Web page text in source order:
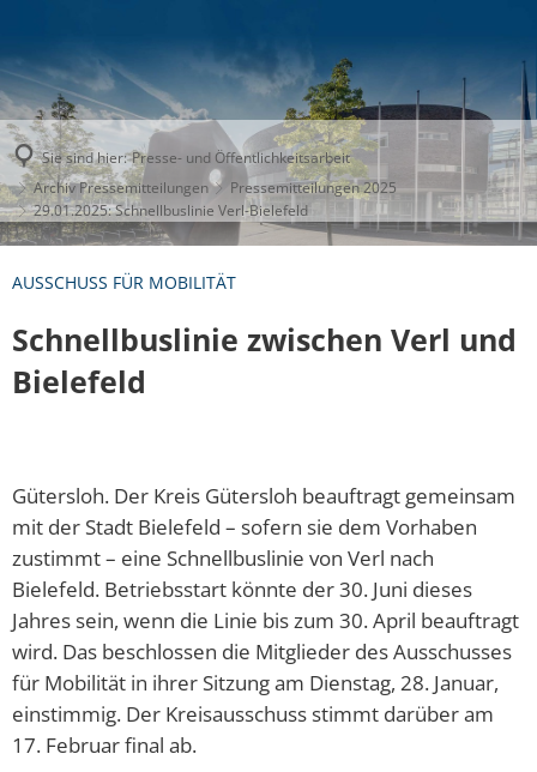
Sie sind hier: Presse- und Öffentlichkeitsarbeit
Archiv Pressemitteilungen
Pressemitteilungen 2025
29.01.2025: Schnellbuslinie Verl-Bielefeld
AUSSCHUSS FÜR MOBILITÄT
Schnellbuslinie zwischen Verl und
Bielefeld
Gütersloh. Der Kreis Gütersloh beauftragt gemeinsam
mit der Stadt Bielefeld – sofern sie dem Vorhaben
zustimmt – eine Schnellbuslinie von Verl nach
Bielefeld. Betriebsstart könnte der 30. Juni dieses
Jahres sein, wenn die Linie bis zum 30. April beauftragt
wird. Das beschlossen die Mitglieder des Ausschusses
für Mobilität in ihrer Sitzung am Dienstag, 28. Januar,
einstimmig. Der Kreisausschuss stimmt darüber am
17. Februar final ab.